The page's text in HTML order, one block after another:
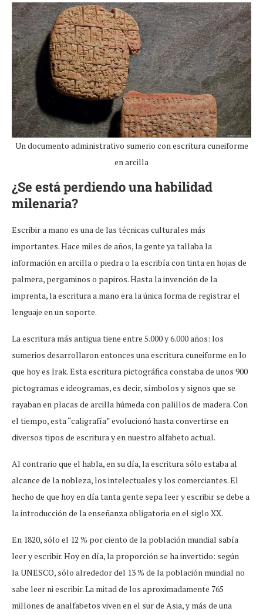
Un documento administrativo sumerio con escritura cuneiforme
en arcilla
¿Se está perdiendo una habilidad
milenaria?
Escribir a mano es una de las técnicas culturales más
importantes. Hace miles de años, la gente ya tallaba la
información en arcilla o piedra o la escribía con tinta en hojas de
palmera, pergaminos o papiros. Hasta la invención de la
imprenta, la escritura a mano era la única forma de registrar el
lenguaje en un soporte.
La escritura más antigua tiene entre 5.000 y 6.000 años: los
sumerios desarrollaron entonces una escritura cuneiforme en lo
que hoy es Irak. Esta escritura pictográfica constaba de unos 900
pictogramas e ideogramas, es decir, símbolos y signos que se
rayaban en placas de arcilla húmeda con palillos de madera. Con
el tiempo, esta “caligrafía” evolucionó hasta convertirse en
diversos tipos de escritura y en nuestro alfabeto actual.
Al contrario que el habla, en su día, la escritura sólo estaba al
alcance de la nobleza, los intelectuales y los comerciantes. El
hecho de que hoy en día tanta gente sepa leer y escribir se debe a
la introducción de la enseñanza obligatoria en el siglo XX.
En 1820, sólo el 12 % por ciento de la población mundial sabía
leer y escribir. Hoy en día, la proporción se ha invertido: según
la UNESCO, sólo alrededor del 13 % de la población mundial no
sabe leer ni escribir. La mitad de los aproximadamente 765
millones de analfabetos viven en el sur de Asia, y más de una